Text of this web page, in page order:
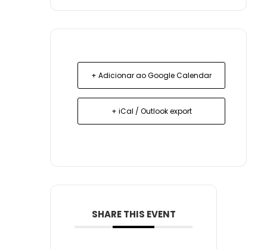
+ Adicionar ao Google Calendar
+ iCal / Outlook export
SHARE THIS EVENT